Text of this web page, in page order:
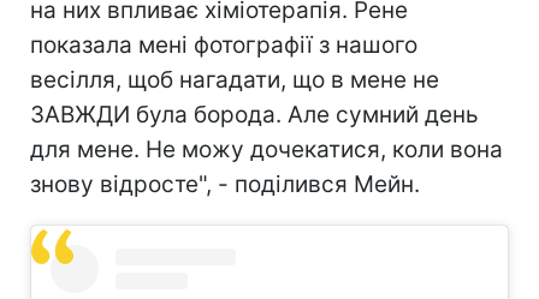
на них впливає хіміотерапія. Рене
показала мені фотографії з нашого
весілля, щоб нагадати, що в мене не
ЗАВЖДИ була борода. Але сумний день
для мене. Не можу дочекатися, коли вона
знову відросте", - поділився Мейн.